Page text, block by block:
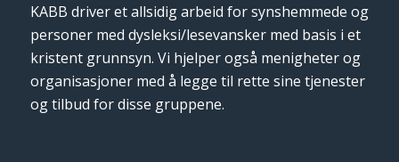
KABB driver et allsidig arbeid for synshemmede og
personer med dysleksi/lesevansker med basis i et
kristent grunnsyn. Vi hjelper også menigheter og
organisasjoner med å legge til rette sine tjenester
og tilbud for disse gruppene.